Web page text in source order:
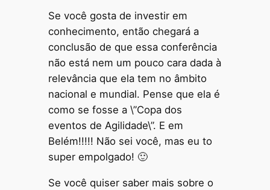
Se você gosta de investir em
conhecimento, então chegará a
conclusão de que essa conferência
não está nem um pouco cara dada à
relevância que ela tem no âmbito
nacional e mundial. Pense que ela é
como se fosse a \”Copa dos
eventos de Agilidade\”. E em
Belém!!!!! Não sei você, mas eu to
super empolgado! 🙂
Se você quiser saber mais sobre o